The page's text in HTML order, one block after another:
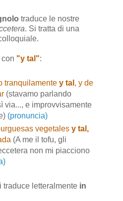
traduce le nostre
. Si tratta di una
"y tal":
tranquilamentey tal , y de
(stavamo parlando
via..., e improvvisamente
(pronuncia)
vegetales y tal,
(A me il tofu, gli
non mi piacciono
traduce letteralmente in